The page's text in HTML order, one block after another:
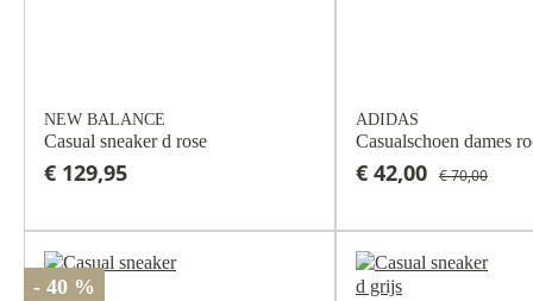
NEW BALANCE
Casual sneaker d rose
€ 129,95
ADIDAS
Casualschoen dames
€ 42,00 € 70,00
- 40 %